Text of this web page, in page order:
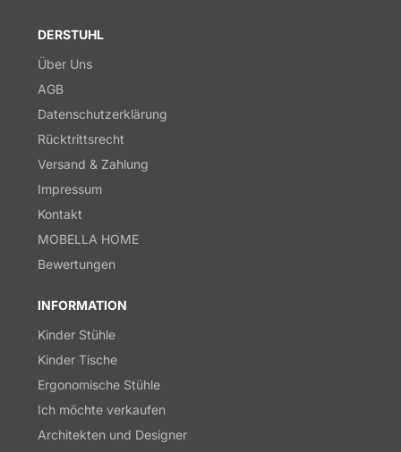
DERSTUHL
Über Uns
AGB
Datenschutzerklärung
Rücktrittsrecht
Versand & Zahlung
Impressum
Kontakt
MOBELLA HOME
Bewertungen
INFORMATION
Kinder Stühle
Kinder Tische
Ergonomische Stühle
Ich möchte verkaufen
Architekten und Designer